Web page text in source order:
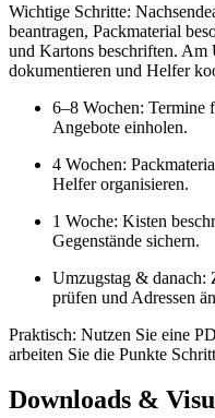
Wichtige Schritte:
beantragen, Packmaterial
und Kartons beschriften. Am
dokumentieren und Helfer
6–8 Wochen: Termine
Angebote einholen.
4 Wochen:
Helfer organisieren.
1 Woche: Kisten
Gegenstände sichern.
Umzugstag & danach:
prüfen und Adressen
Praktisch: Nutzen Sie eine
arbeiten Sie die Punkte
Downloads &